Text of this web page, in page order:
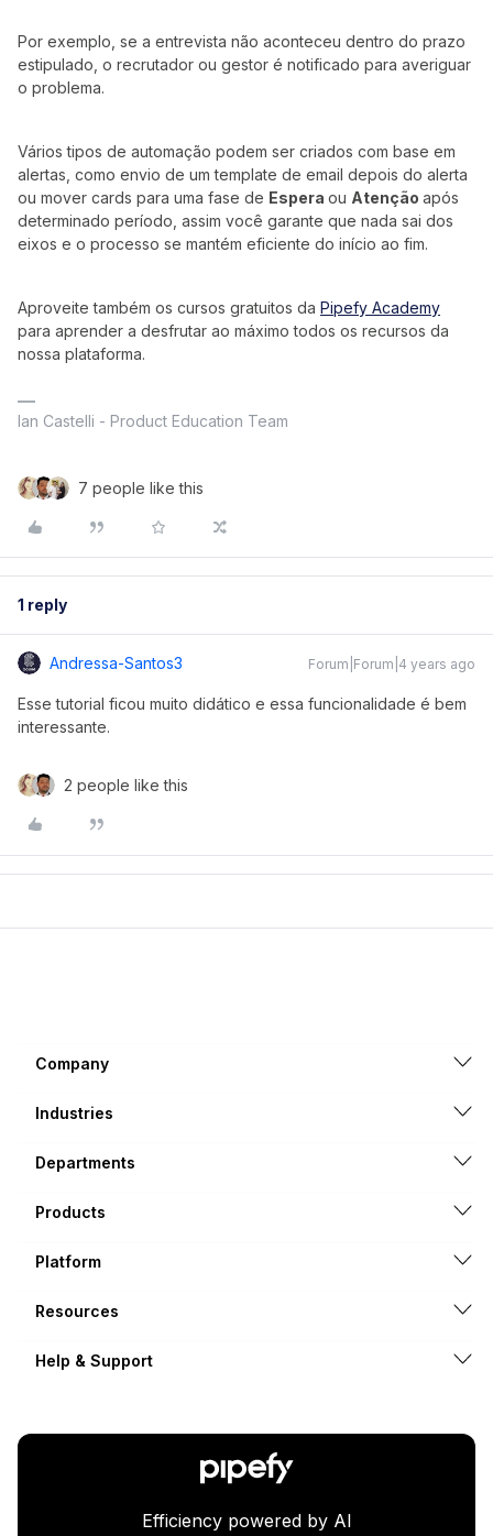
Por exemplo, se a entrevista não aconteceu dentro do prazo
estipulado, o recrutador ou gestor é notificado para averiguar
o problema.
Vários tipos de automação podem ser criados com base em
alertas, como envio de um template de email depois do alerta
ou mover cards para uma fase de Espera ou Atenção após
determinado período, assim você garante que nada sai dos
eixos e o processo se mantém eficiente do início ao fim.
Aproveite também os cursos gratuitos da Pipefy Academy
para aprender a desfrutar ao máximo todos os recursos da
nossa plataforma.
Ian Castelli - Product Education Team
7 people like this
1 reply
Andressa-Santos3 Forum|Forum|4 years ago
Esse tutorial ficou muito didático e essa funcionalidade é bem
interessante.
2 people like this
Company
Industries
Departments
Products
Platform
Resources
Help & Support
Efficiency powered by AI